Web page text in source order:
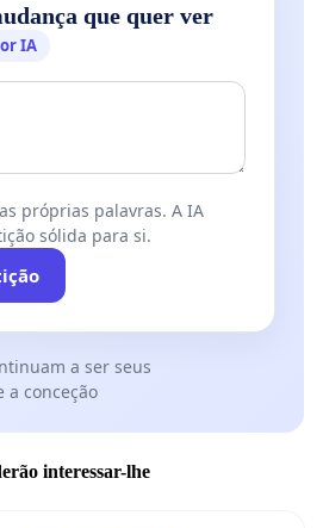
que quer ver
IA
próprias palavras. A IA
sólida para si.
a ser seus
a conceção
interessar-lhe